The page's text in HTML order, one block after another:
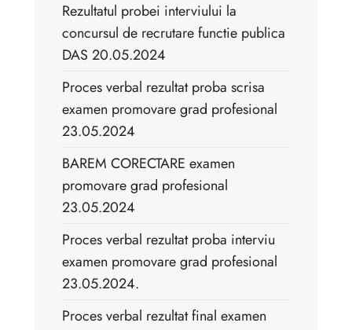
Rezultatul probei interviului la
concursul de recrutare functie publica
DAS 20.05.2024
Proces verbal rezultat proba scrisa
examen promovare grad profesional
23.05.2024
BAREM CORECTARE examen
promovare grad profesional
23.05.2024
Proces verbal rezultat proba interviu
examen promovare grad profesional
23.05.2024.
Proces verbal rezultat final examen